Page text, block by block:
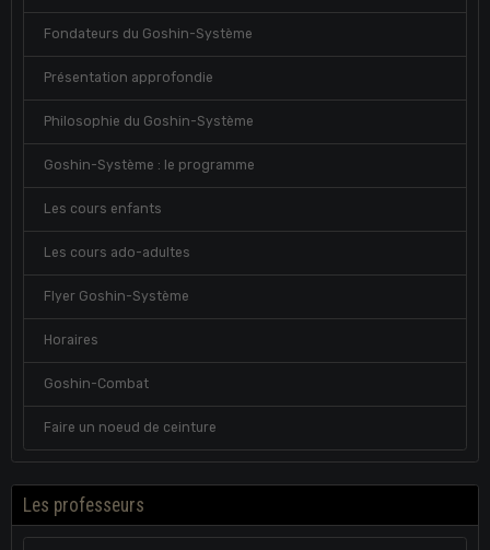
Fondateurs du Goshin-Système
Présentation approfondie
Philosophie du Goshin-Système
Goshin-Système : le programme
Les cours enfants
Les cours ado-adultes
Flyer Goshin-Système
Horaires
Goshin-Combat
Faire un noeud de ceinture
Les professeurs